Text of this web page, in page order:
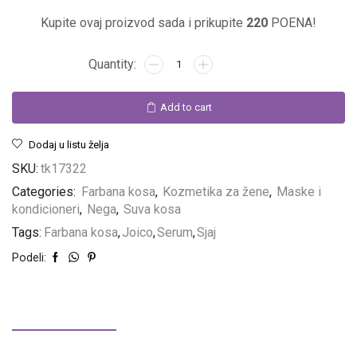
Kupite ovaj proizvod sada i prikupite 220 POENA!
Add to cart
Dodaj u listu želja
SKU: tk17322
Categories: Farbana kosa, Kozmetika za žene, Maske i
kondicioneri, Nega, Suva kosa
Tags: Farbana kosa,Joico,Serum,Sjaj
Podeli:
Linija za jači pol. Oseti snagu preparata!
POGLEDAJ